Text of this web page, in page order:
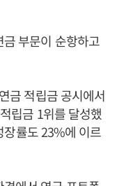
부문이 순항하고
금 적립금 공시에서
립금 1위를 달성했
률도 23%에 이르